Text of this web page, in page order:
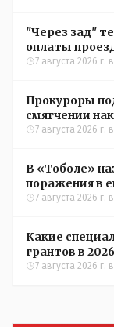
"Через зад"
оплаты
7 августа 2026 г. в
Прокуроры
смягчении
Александры
7 августа 2026 г.
В «Тоболе»
поражения в
7 августа 2026 г.
Какие
грантов в
7 августа 2026 г.